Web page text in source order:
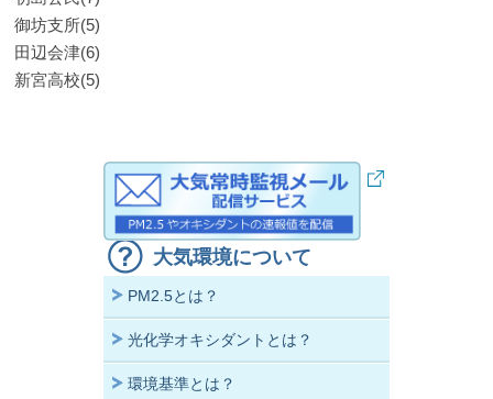
御坊支所(5)
田辺会津(6)
新宮高校(5)
大気環境について
PM2.5とは？
光化学オキシダントとは？
環境基準とは？